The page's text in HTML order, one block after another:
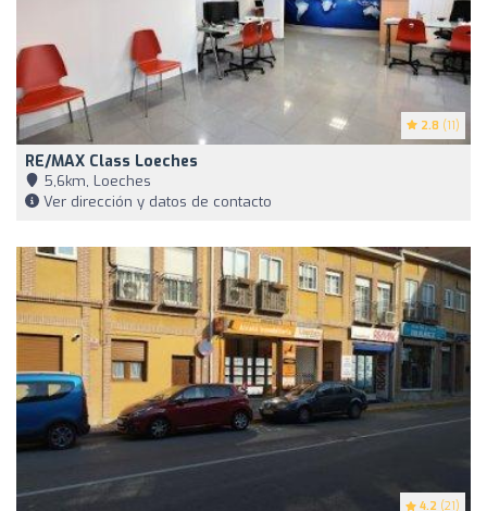
2.8 (11)
RE/MAX Class Loeches
5,6km, Loeches
Ver dirección y datos de contacto
4.2 (21)